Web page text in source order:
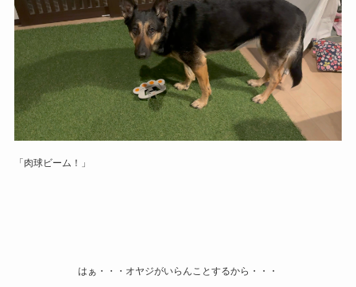
「肉球ビーム！」
はぁ・・・オヤジがいらんことするから・・・